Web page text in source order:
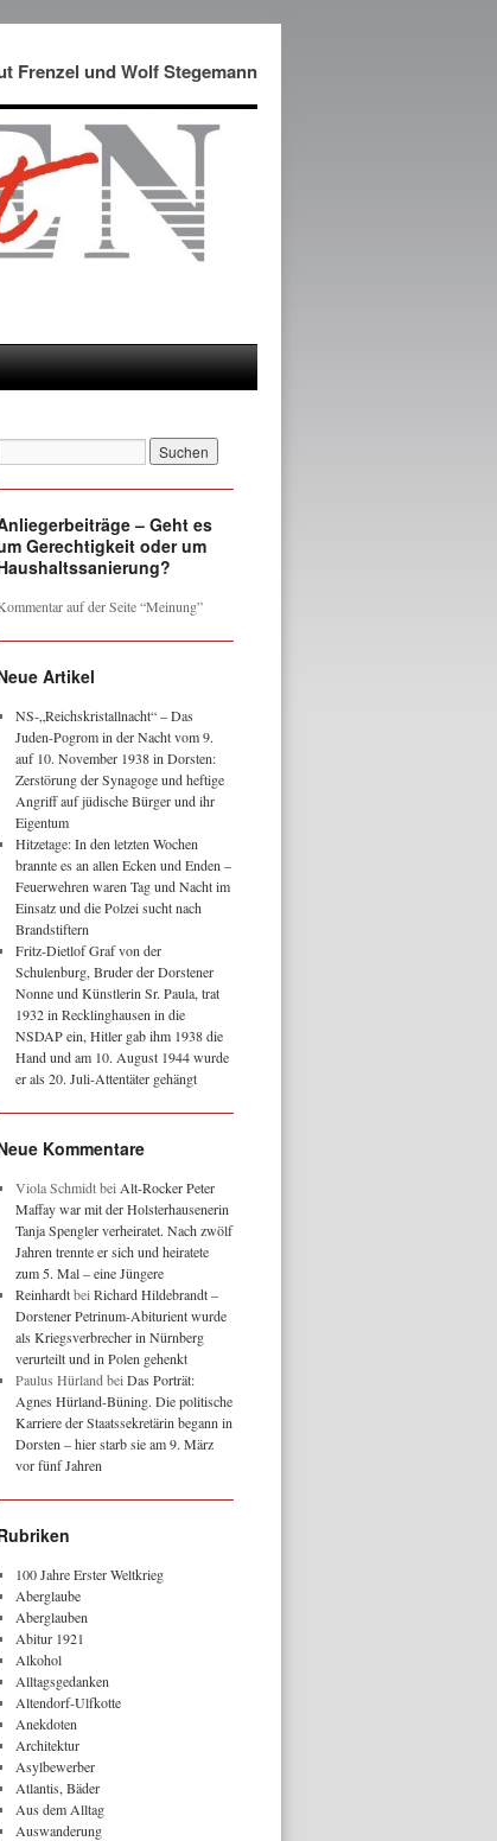
Frenzel und Wolf Stegemann
– Geht es
Gerechtigkeit oder um
auf der Seite “Meinung”
Artikel
NS-„Reichskristallnacht“ – Das
Juden-Pogrom in der Nacht vom 9.
auf 10. November 1938 in Dorsten:
Zerstörung der Synagoge und heftige
Angriff auf jüdische Bürger und ihr
Eigentum
Hitzetage: In den letzten Wochen
brannte es an allen Ecken und Enden –
Feuerwehren waren Tag und Nacht im
Einsatz und die Polzei sucht nach
Brandstiftern
Fritz-Dietlof Graf von der
Schulenburg, Bruder der Dorstener
Nonne und Künstlerin Sr. Paula, trat
1932 in Recklinghausen in die
NSDAP ein, Hitler gab ihm 1938 die
Hand und am 10. August 1944 wurde
er als 20. Juli-Attentäter gehängt
Kommentare
Viola Schmidtbei Alt-Rocker Peter
Maffay war mit der Holsterhausenerin
Tanja Spengler verheiratet. Nach zwölf
Jahren trennte er sich und heiratete
zum 5. Mal – eine Jüngere
Reinhardtbei Richard Hildebrandt –
Dorstener Petrinum-Abiturient wurde
als Kriegsverbrecher in Nürnberg
verurteilt und in Polen gehenkt
Paulus Hürland bei Das Porträt:
Agnes Hürland-Büning. Die politische
Karriere der Staatssekretärin begann in
Dorsten – hier starb sie am 9. März
vor fünf Jahren
100 Jahre Erster Weltkrieg
Aberglaube
Aberglauben
Abitur 1921
Alkohol
Alltagsgedanken
Altendorf-Ulfkotte
Anekdoten
Architektur
Asylbewerber
Atlantis, Bäder
Aus dem Alltag
Auswanderung